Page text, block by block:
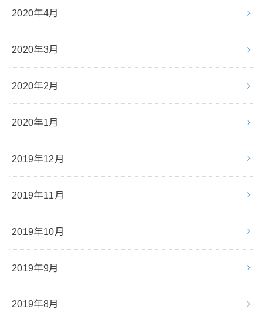
2020年4月
2020年3月
2020年2月
2020年1月
2019年12月
2019年11月
2019年10月
2019年9月
2019年8月